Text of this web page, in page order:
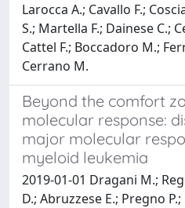
Larocca A.; Cavallo F.;
S.; Martella F.; Dainese C.;
Cattel F.; Boccadoro M.;
Cerrano M.
Beyond the comfort
molecular response:
major molecular
myeloid leukemia
2019-01-01 Dragani M.;
D.; Abruzzese E.; Pregno